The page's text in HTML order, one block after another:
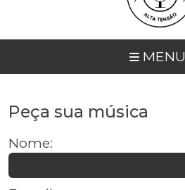
MENU
Peça sua música
Nome: